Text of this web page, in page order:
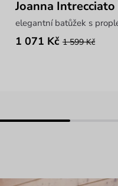
Joanna
elegantní batůžek s
1 071 Kč 1 599 Kč